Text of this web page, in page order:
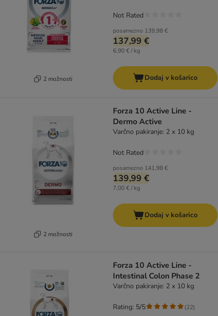
2 možnosti
posamezno 139,98 €
137,99 €
6,90 € / kg
Not Rated
Dodaj v košarico
2 možnosti
Forza 10 Active Line -
Dermo Active
Varčno pakiranje: 2 x 10 kg
posamezno 141,98 €
139,99 €
7,00 € / kg
Not Rated
Dodaj v košarico
Forza 10 Active Line -
Intestinal Colon Phase 2
Varčno pakiranje: 2 x 10 kg
Rating: 5/5 (22)